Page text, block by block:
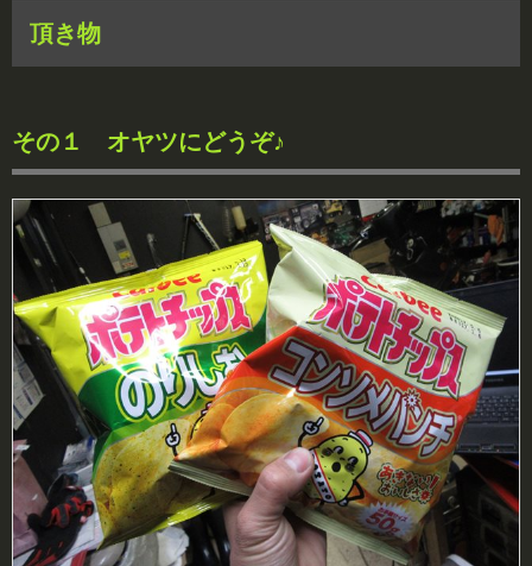
頂き物
その１ オヤツにどうぞ♪